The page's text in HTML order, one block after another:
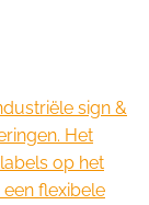
sign &
Het
op het
flexibele